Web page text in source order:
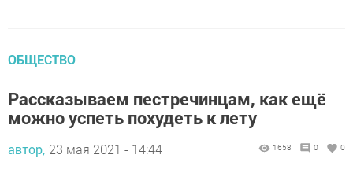
ОБЩЕСТВО
Рассказываем пестречинцам, как ещё
можно успеть похудеть к лету
автор, 23 мая 2021 - 14:44 1658 0 0